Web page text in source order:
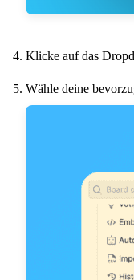
Klicke auf das
Wähle deine